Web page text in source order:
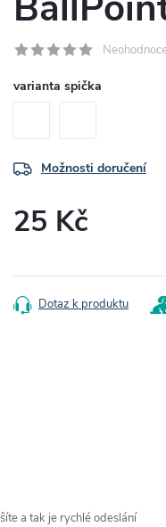
varianta spička
Možnosti doručení
25 Kč
Dotaz k produktu
a tak je rychlé odeslání